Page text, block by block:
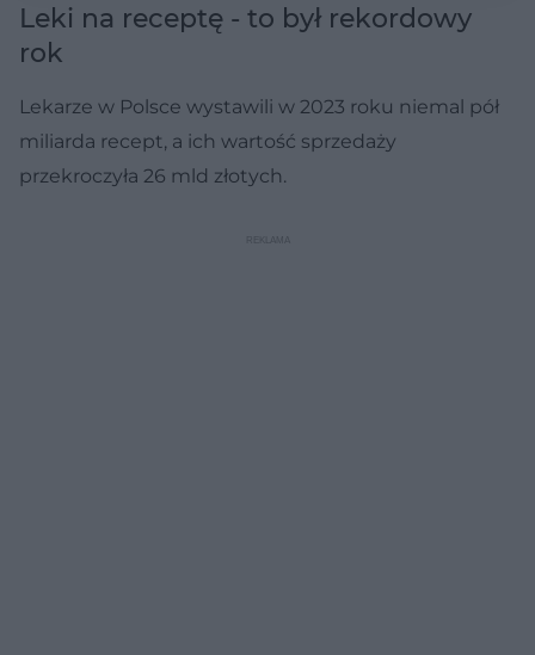
Leki na receptę - to był rekordowy
rok
Lekarze w Polsce wystawili w 2023 roku niemal pół
miliarda recept, a ich wartość sprzedaży
przekroczyła 26 mld złotych.